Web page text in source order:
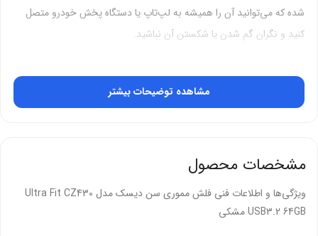
شده که می‌توانید آن را همیشه به لپ‌تاپ یا دستگاه پخش خودرو متصل
کنید و نگران گم شدن یا شکستن آن نباشید.
دستگاه شما ایجاد نکند، این فلش مموری بهترین انتخاب خواهد بود.
می‌توانید فایل‌های حجیم خود را در کسری از ثانیه منتقل کنید و از پخش
طراحی کم‌عمق و بدون درپوش این محصول، آن را به گزینه‌ای ایده‌آل برای
مشاهده توضیحات بیشتر
مشخصات محصول
ویژگی‌ها و اطلاعات فنی فلش مموری سن دیسک مدل Ultra Fit CZ430
USB3.2 64GB مشکی